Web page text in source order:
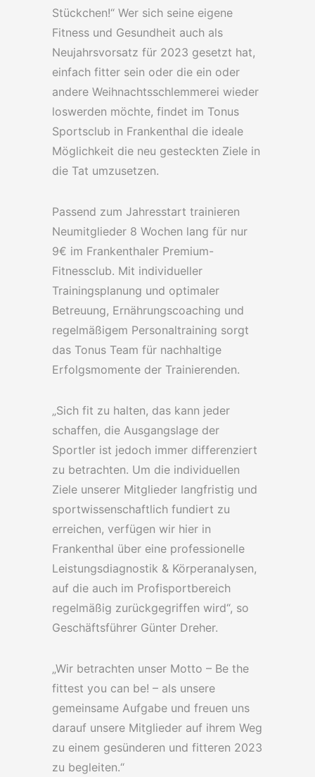
Stückchen!“ Wer sich seine eigene
Fitness und Gesundheit auch als
Neujahrsvorsatz für 2023 gesetzt hat,
einfach fitter sein oder die ein oder
andere Weihnachtsschlemmerei wieder
loswerden möchte, findet im Tonus
Sportsclub in Frankenthal die ideale
Möglichkeit die neu gesteckten Ziele in
die Tat umzusetzen.
Passend zum Jahresstart trainieren
Neumitglieder 8 Wochen lang für nur
9€ im Frankenthaler Premium-
Fitnessclub. Mit individueller
Trainingsplanung und optimaler
Betreuung, Ernährungscoaching und
regelmäßigem Personaltraining sorgt
das Tonus Team für nachhaltige
Erfolgsmomente der Trainierenden.
„Sich fit zu halten, das kann jeder
schaffen, die Ausgangslage der
Sportler ist jedoch immer differenziert
zu betrachten. Um die individuellen
Ziele unserer Mitglieder langfristig und
sportwissenschaftlich fundiert zu
erreichen, verfügen wir hier in
Frankenthal über eine professionelle
Leistungsdiagnostik & Körperanalysen,
auf die auch im Profisportbereich
regelmäßig zurückgegriffen wird“, so
Geschäftsführer Günter Dreher.
„Wir betrachten unser Motto – Be the
fittest you can be! – als unsere
gemeinsame Aufgabe und freuen uns
darauf unsere Mitglieder auf ihrem Weg
zu einem gesünderen und fitteren 2023
zu begleiten.“